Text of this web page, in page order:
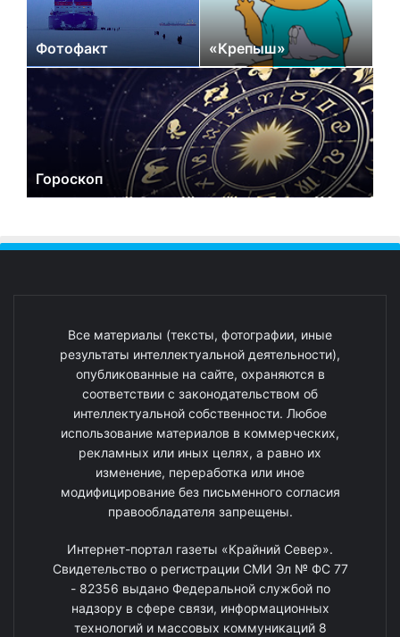
Фотофакт «Крепыш»
Гороскоп
Все материалы (тексты, фотографии, иные
результаты интеллектуальной деятельности),
опубликованные на сайте, охраняются в
соответствии с законодательством об
интеллектуальной собственности. Любое
использование материалов в коммерческих,
рекламных или иных целях, а равно их
изменение, переработка или иное
модифицирование без письменного согласия
правообладателя запрещены.
Интернет-портал газеты «Крайний Север».
Свидетельство о регистрации СМИ Эл № ФС 77
- 82356 выдано Федеральной службой по
надзору в сфере связи, информационных
технологий и массовых коммуникаций 8